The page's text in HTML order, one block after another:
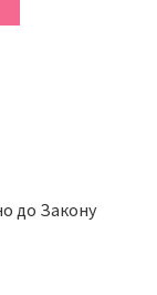
до Закону